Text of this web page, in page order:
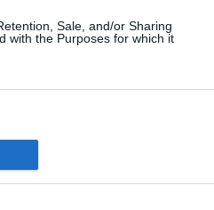
Sale, and/or Sharing
with the Purposes for which it
related to advertising like cookies